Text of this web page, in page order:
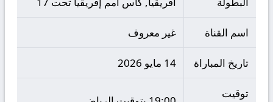
اسم القناة غير معروف
تاريخ المباراة 14 مايو 2026
توقيت